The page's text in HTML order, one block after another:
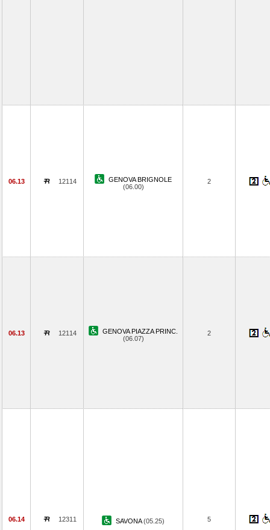
06.13 12114
GENOVA BRIGNOLE
(06.00)
2
06.13 12114
GENOVA PIAZZA PRINC.
(06.07)
2
06.14 12311 SAVONA(05.25) 5